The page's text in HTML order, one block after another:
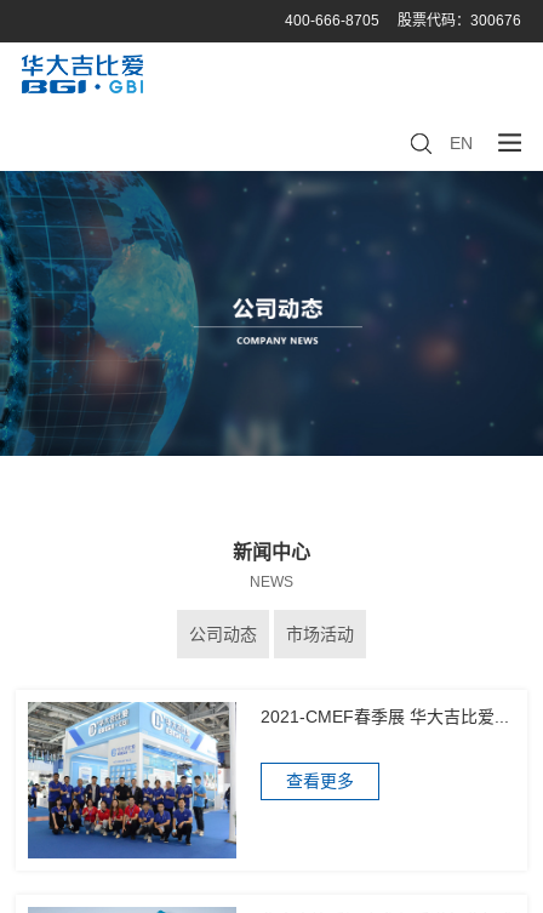
股票代码：300676
400-666-8705
EN
新闻中心
NEWS
公司动态 市场活动
2021-CMEF春季展 华大吉比爱...
查看更多